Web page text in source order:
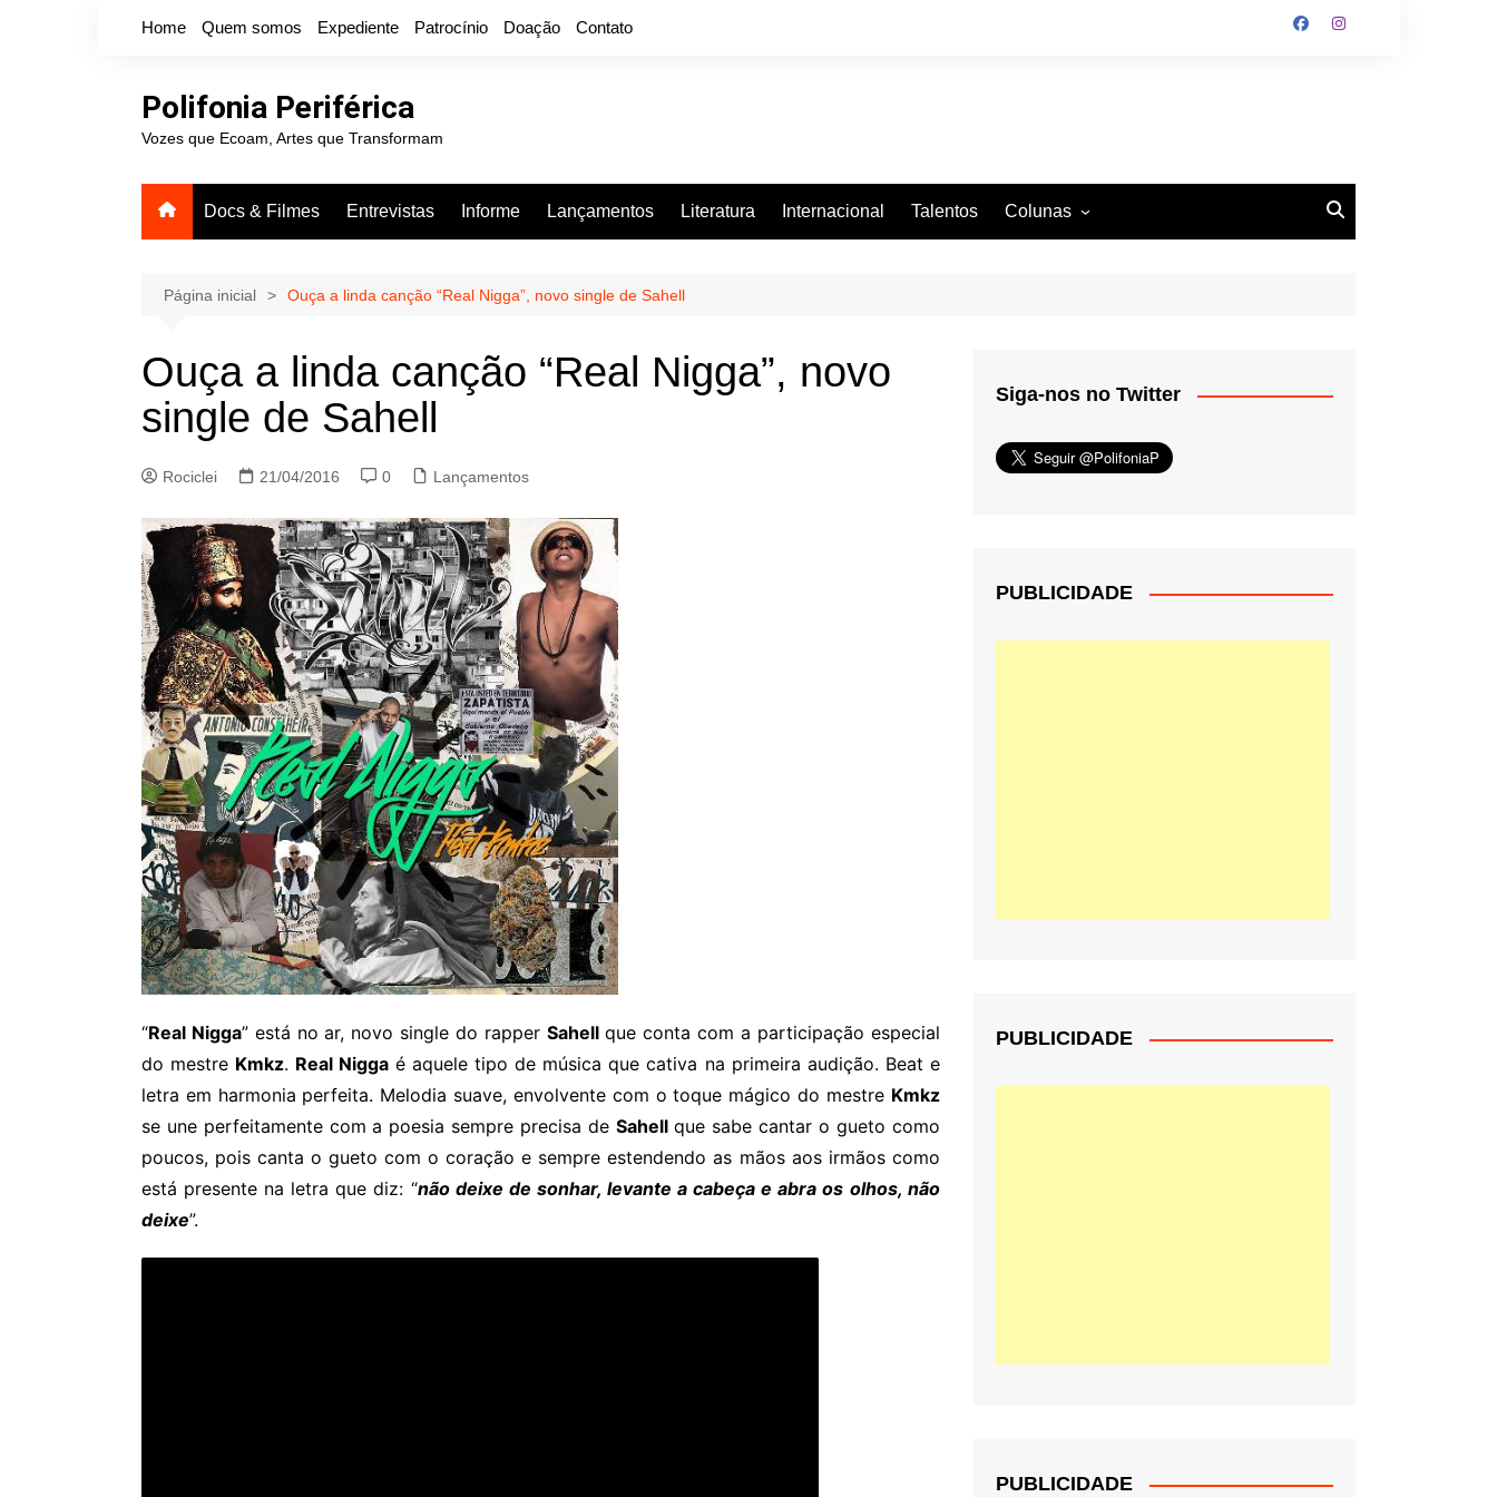
Home Quem somos Expediente Patrocínio Doação Contato
Polifonia Periférica
Vozes que Ecoam, Artes que Transformam
Docs & Filmes Entrevistas Informe Lançamentos Literatura Internacional Talentos Colunas
Página inicial Ouça a linda canção “Real Nigga”, novo single de Sahell
Ouça a linda canção “Real Nigga”, novo
single de Sahell
Rociclei 21/04/2016 0 Lançamentos
“Real Nigga” está no ar, novo single do rapper Sahellque conta com a participação especial
do mestre Kmkz. Real Nigga é aquele tipo de música que cativa na primeira audição. Beat e
letra em harmonia perfeita. Melodia suave, envolvente com o toque mágico do mestre Kmkz
se une perfeitamente com a poesia sempre precisa de Sahellque sabe cantar o gueto como
poucos, pois canta o gueto com o coração e sempre estendendo as mãos aos irmãos como
está presente na letra que diz: “não deixe de sonhar, levante a cabeça e abra os olhos, não
deixe”.
Siga-nos no Twitter
PUBLICIDADE
PUBLICIDADE
PUBLICIDADE